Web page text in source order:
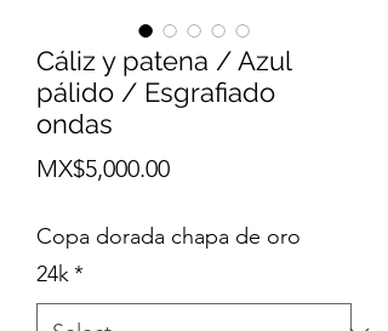
Cáliz y patena / Azul
pálido / Esgrafiado
ondas
MX$5,000.00Price
Copa dorada chapa de oro
24k*